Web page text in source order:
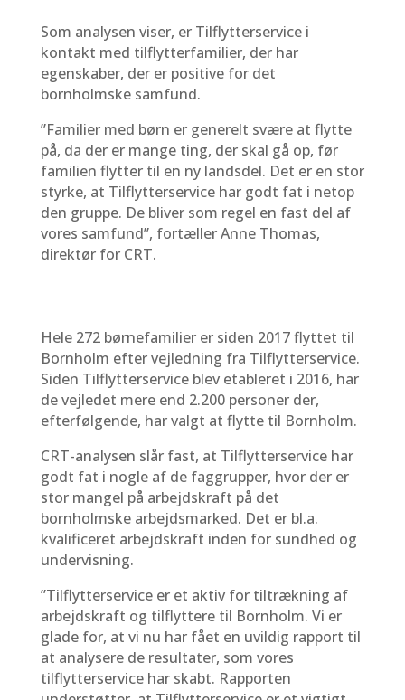
Som analysen viser, er Tilflytterservice i
kontakt med tilflytterfamilier, der har
egenskaber, der er positive for det
bornholmske samfund.
”Familier med børn er generelt svære at flytte
på, da der er mange ting, der skal gå op, før
familien flytter til en ny landsdel. Det er en stor
styrke, at Tilflytterservice har godt fat i netop
den gruppe. De bliver som regel en fast del af
vores samfund”, fortæller Anne Thomas,
direktør for CRT.
Hele 272 børnefamilier er siden 2017 flyttet til
Bornholm efter vejledning fra Tilflytterservice.
Siden Tilflytterservice blev etableret i 2016, har
de vejledet mere end 2.200 personer der,
efterfølgende, har valgt at flytte til Bornholm.
CRT-analysen slår fast, at Tilflytterservice har
godt fat i nogle af de faggrupper, hvor der er
stor mangel på arbejdskraft på det
bornholmske arbejdsmarked. Det er bl.a.
kvalificeret arbejdskraft inden for sundhed og
undervisning.
”Tilflytterservice er et aktiv for tiltrækning af
arbejdskraft og tilflyttere til Bornholm. Vi er
glade for, at vi nu har fået en uvildig rapport til
at analysere de resultater, som vores
tilflytterservice har skabt. Rapporten